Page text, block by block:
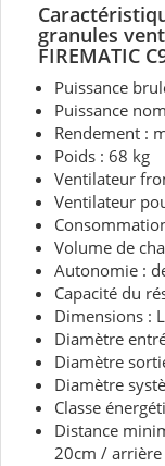
granules
FIREMATIC
Puissance
Puissance
Rendement :
Poids : 68 kg
Ventilateur
Ventilateur
Volume de
Autonomie :
Capacité du
Dimensions :
Diamètre
Diamètre
Diamètre
Classe
Distance
20cm / arrière